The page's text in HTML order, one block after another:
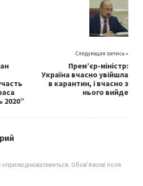
2020”
Следующая запись »
Прем’єр-міністр:
Україна вчасно увійшла
в карантин, і вчасно з
нього вийде
оприлюднюватиметься. Обов’язкові поля